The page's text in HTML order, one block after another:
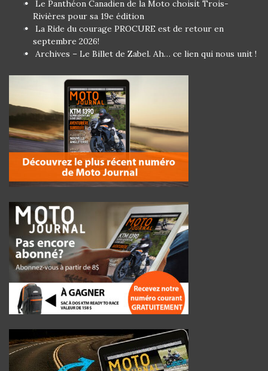
Le Panthéon Canadien de la Moto choisit Trois-
Rivières pour sa 19e édition
La Ride du courage PROCURE est de retour en
septembre 2026!
Archives – Le Billet de Zabel. Ah… ce lien qui nous unit !